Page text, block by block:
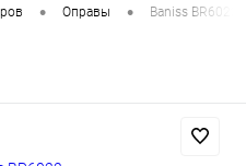
• Оправы • Baniss BR6022